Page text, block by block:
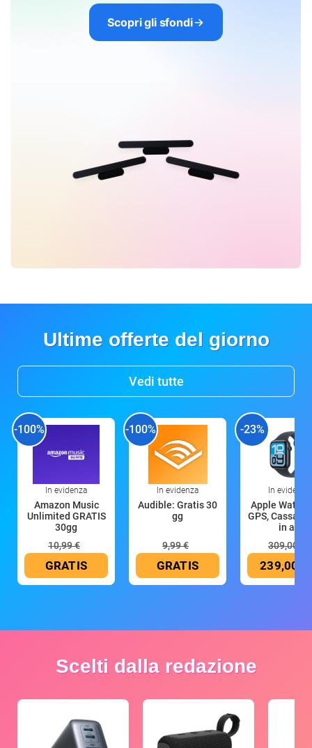
Scopri gli sfondi
Ultime offerte del giorno
Vedi tutte
-100%
In evidenza
Amazon Music
Unlimited GRATIS
30gg
10,99 €
GRATIS
-100%
In evidenza
Audible: Gratis 30
gg
9,99 €
GRATIS
-23%
In evidenza
Apple Watch
GPS, Cassa
in all
309,00 €
239,00 €
Scelti dalla redazione